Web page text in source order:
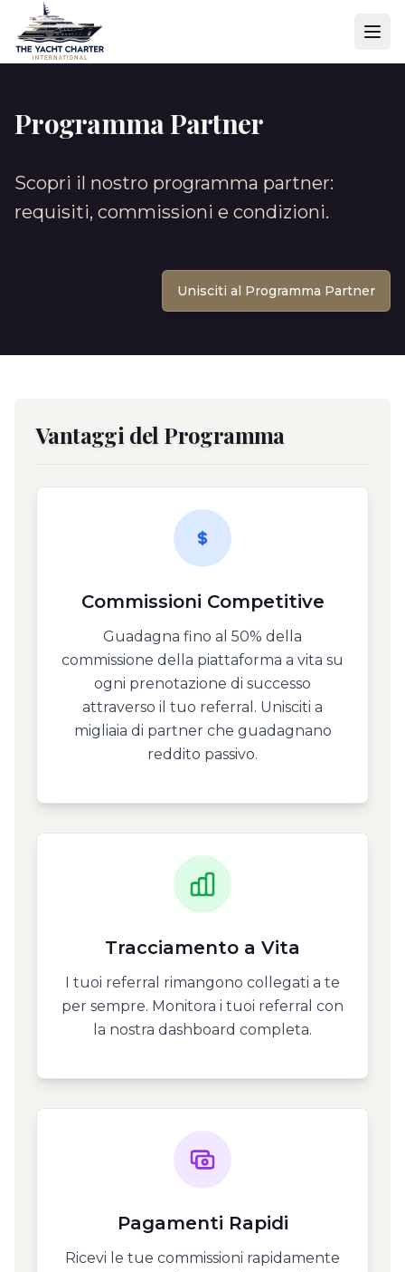
Programma Partner
Scopri il nostro programma partner:
requisiti, commissioni e condizioni.
Unisciti al Programma Partner
Vantaggi del Programma
Commissioni Competitive
Guadagna fino al 50% della
commissione della piattaforma a vita su
ogni prenotazione di successo
attraverso il tuo referral. Unisciti a
migliaia di partner che guadagnano
reddito passivo.
Tracciamento a Vita
I tuoi referral rimangono collegati a te
per sempre. Monitora i tuoi referral con
la nostra dashboard completa.
Pagamenti Rapidi
Ricevi le tue commissioni rapidamente